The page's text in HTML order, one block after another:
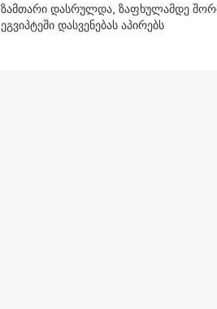
ზამთარი დასრულდა, ზაფხულამდე
ეგვიპტეში დასვენებას აპირებს